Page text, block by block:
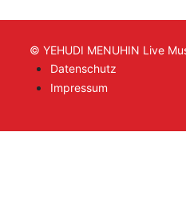
© YEHUDI MENUHIN Live
Datenschutz
Impressum